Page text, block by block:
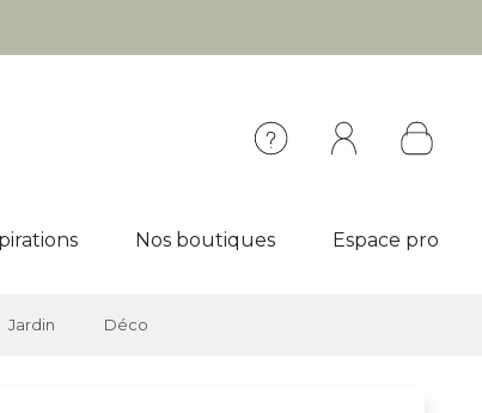
Nos boutiques Espace pro
Jardin Déco